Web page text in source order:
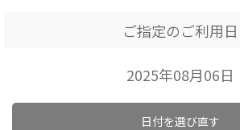
ご指定のご利用日
2025年08月06日
日付を選び直す